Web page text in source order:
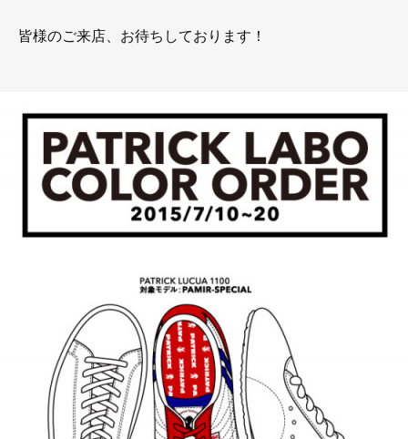
皆様のご来店、お待ちしております！